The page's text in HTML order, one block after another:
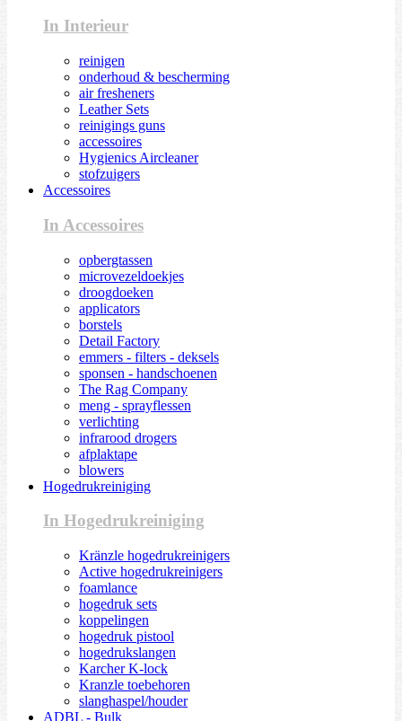
In Interieur
reinigen
onderhoud & bescherming
air fresheners
Leather Sets
reinigings guns
accessoires
Hygienics Aircleaner
stofzuigers
Accessoires
In Accessoires
opbergtassen
microvezeldoekjes
droogdoeken
applicators
borstels
Detail Factory
emmers - filters - deksels
sponsen - handschoenen
The Rag Company
meng - sprayflessen
verlichting
infrarood drogers
afplaktape
blowers
Hogedrukreiniging
In Hogedrukreiniging
Kränzle hogedrukreinigers
Active hogedrukreinigers
foamlance
hogedruk sets
koppelingen
hogedruk pistool
hogedrukslangen
Karcher K-lock
Kranzle toebehoren
slanghaspel/houder
ADBL - Bulk